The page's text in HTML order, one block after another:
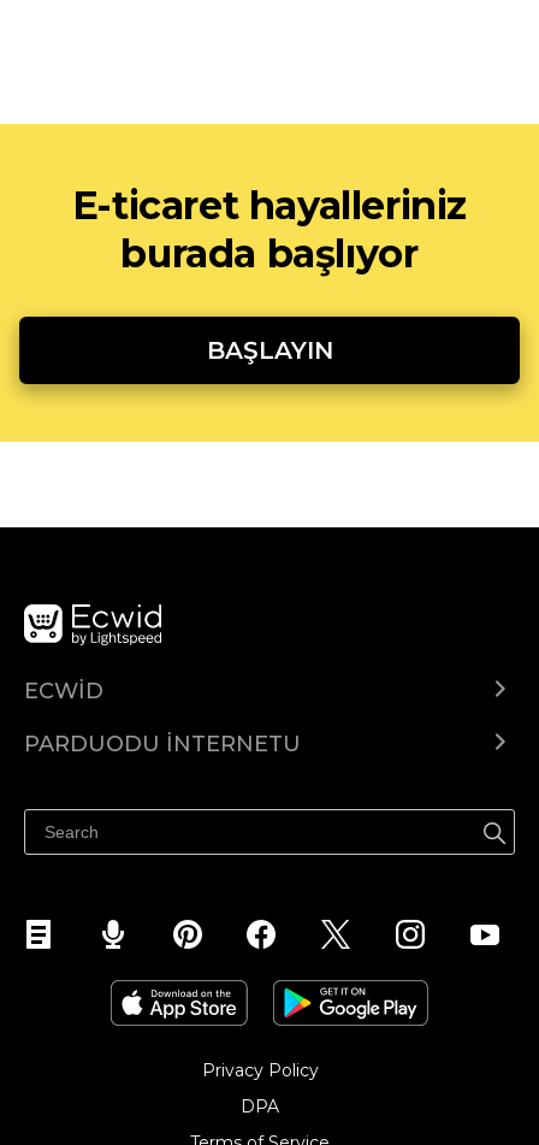
E-ticaret hayalleriniz
burada başlıyor
BAŞLAYIN
ECWID
Kainodara
PARDUODU INTERNETU
Parduodu Facebook
Parduodu Instagram
Privacy Policy
DPA